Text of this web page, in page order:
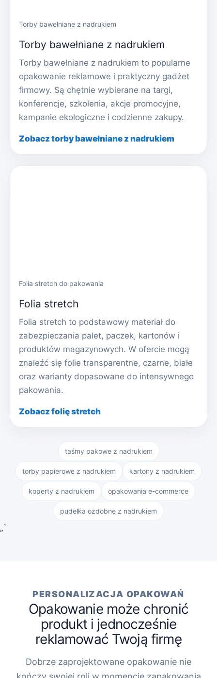
Torby bawełniane z nadrukiem
Torby bawełniane z nadrukiem
Torby bawełniane z nadrukiem to popularne
opakowanie reklamowe i praktyczny gadżet
firmowy. Są chętnie wybierane na targi,
konferencje, szkolenia, akcje promocyjne,
kampanie ekologiczne i codzienne zakupy.
Zobacz torby bawełniane z nadrukiem
Folia stretch do pakowania
Folia stretch
Folia stretch to podstawowy materiał do
zabezpieczania palet, paczek, kartonów i
produktów magazynowych. W ofercie mogą
znaleźć się folie transparentne, czarne, białe
oraz warianty dopasowane do intensywnego
pakowania.
Zobacz folię stretch
taśmy pakowe z nadrukiem
torby papierowe z nadrukiem kartony z nadrukiem
koperty z nadrukiem opakowania e-commerce
pudełka ozdobne z nadrukiem
„`
PERSONALIZACJA OPAKOWAŃ
Opakowanie może chronić
produkt i jednocześnie
reklamować Twoją firmę
Dobrze zaprojektowane opakowanie nie